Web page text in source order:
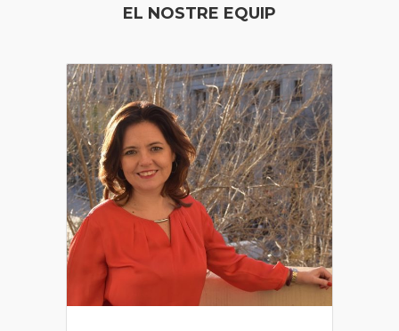
EL NOSTRE EQUIP